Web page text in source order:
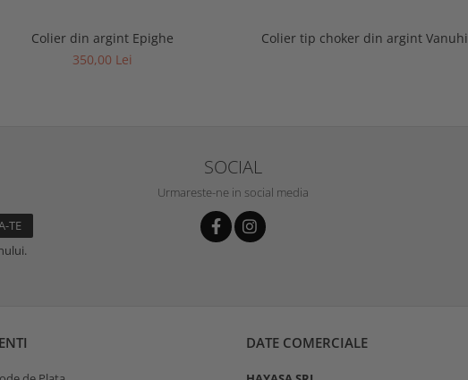
Colier din argint Epighe
350,00 Lei
Colier tip choker din argint Vanuhi
SOCIAL
Urmareste-ne in social media
DATE COMERCIALE